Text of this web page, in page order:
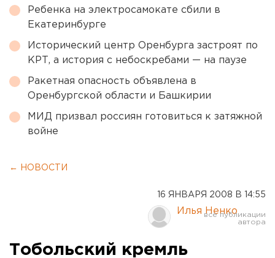
Ребенка на электросамокате сбили в
Екатеринбурге
Исторический центр Оренбурга застроят по
КРТ, а история с небоскребами — на паузе
Ракетная опасность объявлена в
Оренбургской области и Башкирии
МИД призвал россиян готовиться к затяжной
войне
← НОВОСТИ
16 ЯНВАРЯ 2008 В 14:55
Илья Ненко
Тобольский кремль